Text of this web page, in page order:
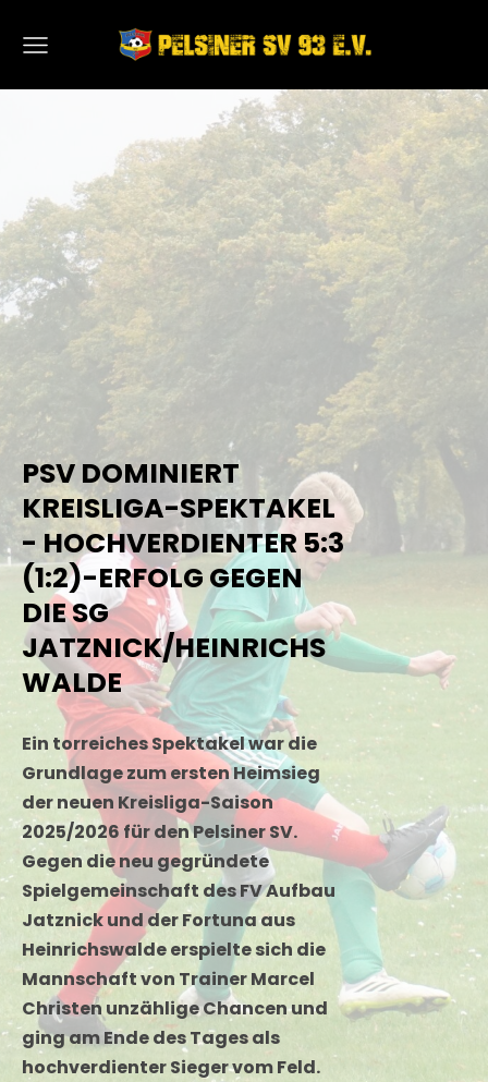
PSV DOMINIERT
KREISLIGA-SPEKTAKEL
- HOCHVERDIENTER 5:3
(1:2)-ERFOLG GEGEN
DIE SG
JATZNICK/HEINRICHS
WALDE
Ein torreiches Spektakel war die
Grundlage zum ersten Heimsieg
der neuen Kreisliga-Saison
2025/2026 für den Pelsiner SV.
Gegen die neu gegründete
Spielgemeinschaft des FV Aufbau
Jatznick und der Fortuna aus
Heinrichswalde erspielte sich die
Mannschaft von Trainer Marcel
Christen unzählige Chancen und
ging am Ende des Tages als
hochverdienter Sieger vom Feld.